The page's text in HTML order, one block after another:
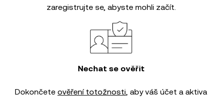
zaregistrujte se, abyste mohli začít.
Nechat se ověřit
Dokončete ověření totožnosti, aby váš účet a aktiva